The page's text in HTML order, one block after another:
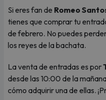
Si eres fan de Romeo
tienes que comprar tu
de febrero. No puedes
los reyes de la bachata.
La venta de entradas es por
desde las 10:00 de la
cómo adquirir una de ellas.